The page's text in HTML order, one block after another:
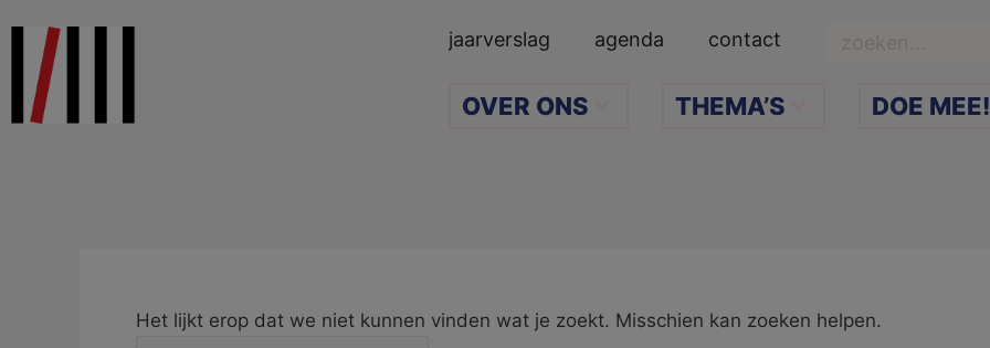
inhoud
jaarverslag agenda contact
OVER ONS THEMA’S DOE MEE!
Het lijkt erop dat we niet kunnen vinden wat je zoekt. Misschien kan zoeken helpen.